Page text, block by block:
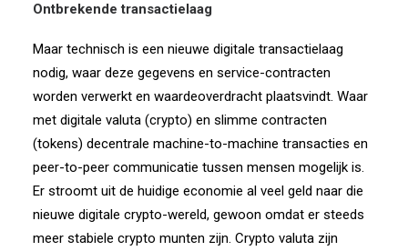
Ontbrekende transactielaag
Maar technisch is een nieuwe digitale transactielaag
nodig, waar deze gegevens en service-contracten
worden verwerkt en waardeoverdracht plaatsvindt. Waar
met digitale valuta (crypto) en slimme contracten
(tokens) decentrale machine-to-machine transacties en
peer-to-peer communicatie tussen mensen mogelijk is.
Er stroomt uit de huidige economie al veel geld naar die
nieuwe digitale crypto-wereld, gewoon omdat er steeds
meer stabiele crypto munten zijn. Crypto valuta zijn